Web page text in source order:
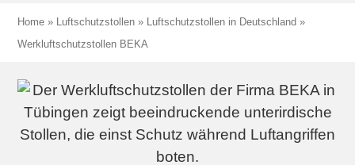
Home » Luftschutzstollen » Luftschutzstollen in Deutschland »
Werkluftschutzstollen BEKA